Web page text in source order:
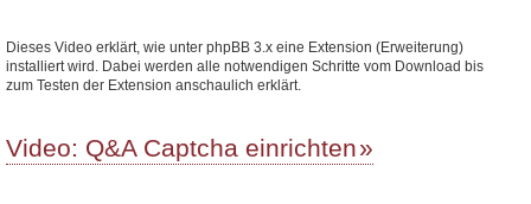
Dieses Video erklärt, wie unter phpBB 3.x eine Extension (Erweiterung)
installiert wird. Dabei werden alle notwendigen Schritte vom Download bis
zum Testen der Extension anschaulich erklärt.
Video: Q&A Captcha einrichten